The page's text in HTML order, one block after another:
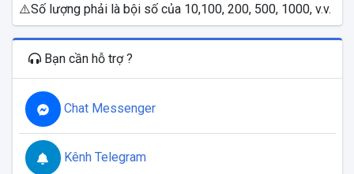
⚠️Số lượng phải là bội số của 10,100, 200, 500, 1000, v.v.
Bạn cần hỗ trợ ?
Chat Messenger
Kênh Telegram